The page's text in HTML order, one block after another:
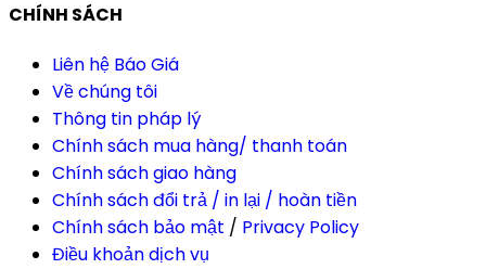
CHÍNH SÁCH
Liên hệ Báo Giá
Về chúng tôi
Thông tin pháp lý
Chính sách mua hàng/ thanh toán
Chính sách giao hàng
Chính sách đổi trả / in lại / hoàn tiền
Chính sách bảo mật / Privacy Policy
Điều khoản dịch vụ